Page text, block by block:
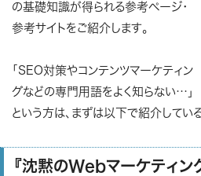
の基礎知識が得られる参考ページ・
参考サイトをご紹介します。
「SEO対策やコンテンツマーケティン
グなどの専門用語をよく知らない…」
という方は、まずは以下で紹介してい
『沈黙のWebマーケティン